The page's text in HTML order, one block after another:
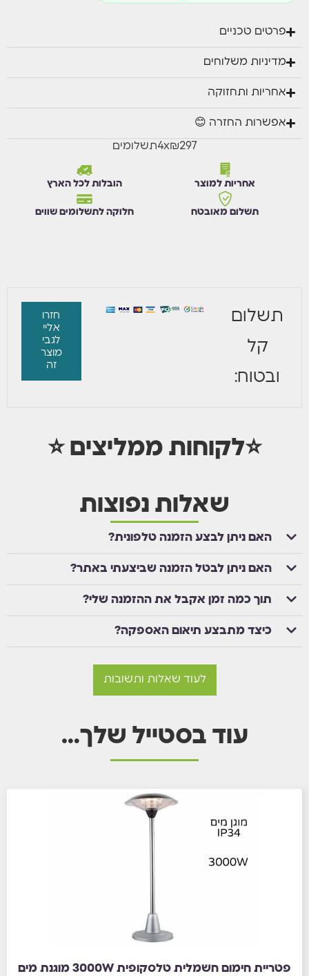
פרטים טכניים
מדיניות משלוחים
אחריות ותחזוקה
אפשרות החזרה 😊
₪297
x
4תשלומים
אחריות למוצר הובלות לכל הארץ
תשלום מאובטח חלוקה לתשלומים שווים
תשלום
קל
ובטוח:
חזרו
אליי
לגבי
מוצר
זה
⭐לקוחות ממליצים ⭐
שאלות נפוצות
האם ניתן לבצע הזמנה טלפונית?
האם ניתן לבטל הזמנה שביצעתי באתר?
תוך כמה זמן אקבל את ההזמנה שלי?
כיצד מתבצע תיאום האספקה?
לעוד שאלות ותשובות
עוד בסטייל שלך…
פטריית חימום חשמלית טלסקופית 3000W מוגנת מים